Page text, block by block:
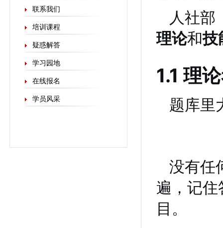
联系我们
培训课程
疑惑解答
学习园地
在线报名
学员风采
人社部
理论和技
1.1 理
题库里
没有任
遍，记
目。